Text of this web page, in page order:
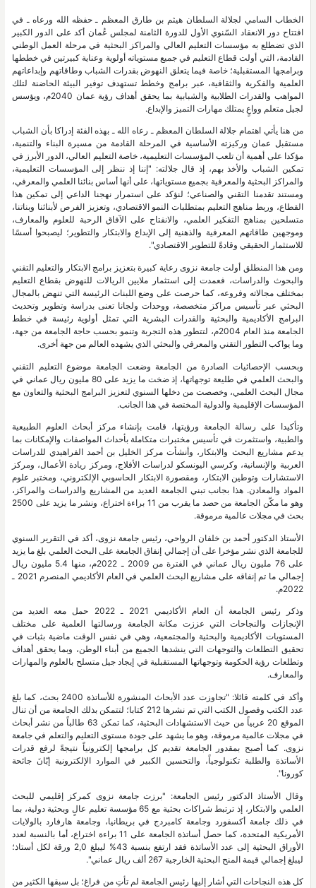
الخطاب السامي لجلالة السلطان هيثم بن طارق المعظم ـ حفظه الله ورعاه ـ في
افتتاح دور الانعقاد السّنوي الأول للدورة الثامنة لمجلس عُمان أكد على الدور الكبير
الذي تضطلع به مؤسسات التعليم العالي والمراكز البحثية في مرحلة العمل الوطني
القادمة، التي أولت قطاع التعليم في جميع مستوياته أولوية وعناية كبيرتين في خططها
وبرامجها المستقبلية؛ خاصة فيما يتعلق النهوض بقدرات الشباب وطاقاتهم وإبداعاتهم
العلمية والفكرية والثقافية، عبر برامج وخطط تستهدف توفير البيئة الحاضنة لتلك
المواهب والقدرات الطلابية والشبابية بما يحقق أهداف رؤية عمان 2040م، ويؤسس
لجيل متعلم وواعٍ يمتلك مهارات التميز والإبداع.
من هنا يأتي اهتمام جلالة السلطان المعظم ـ رعاه الله ـ بهذه الفئة إدراكا بأن الشباب
مستقبل عمان وركيزته الأساسية في المرحلة القادمة من مسيرة البناء والتنمية،
مؤكدا على أهمية أن تلعب المؤسسات التعليمية، خاصة التعليم العالي، الدور الأبرز في
تمكين الشباب والأخذ بهم، إذ قال جلالته: "إننا إذ ننظر إلى المؤسسات التعليمية،
والمراكز البحثية والمعرفية بجميع مستوياتها، على أنها أساس بنائنا العلمي والمعرفي،
ومستند تقدمنا التقني والصناعي؛ لنؤكد على استمرار نهجنا الداعي إلى تمكين هذا
القطاع، وربط مناهج التعليم بمتطلبات النمو الاقتصادي، وتعزيز الفرص لأبنائنا وبناتنا،
متسلحين بمناهج التفكير العلمي، والانفتاح على الآفاق الرحبة للعلوم والمعارف،
وموجهين طاقاتهم المعرفية والذهنية إلى الإبداع والابتكار والتطوير؛ ليصبحوا أسسًا
للاستثمار الحقيقي وقادةً للتطوير الاقتصادي".
ومن هذا المنطلق أولت جامعة نزوى رعاية كبيرة بتعزيز برامج الابتكار والتعليم التقني
والبحوث والدراسات، فعمدت إلى استثمار ملايين الريالات للنهوض بقطاع التعليم
بمختلف مجالاته وفروعه، كما حرصت على وضع اللبنات الرئيسة التي تنهض بالمجال
البحثي عبر تأسيس مراكز متخصصة، ووحدات ولجانا تعنى بدراسة وتطوير وتحديث
البرامج الأكاديمية والبحثية والقدرات البشرية التي تمثل أولوية رئيسة في خطط
الجامعة منذ العام 2004م، لتتطور هذه التجربة وتنمو بحسب حاجة الجامعة من جهة،
وما يواكب التطور التقني والمعرفي والبحثي الذي يشهده العالم من جهة أخرى.
وبحسب الإحصائيات الصادرة من الجامعة وضعت الجامعة موضوع التعليم التقني
والبحث العلمي في طليعة توجهاتها، إذ ضخت ما يزيد على 80 مليون ريال عماني في
مجال البحث العلمي، وخصصت من دخلها السنوي لتعزيز البرامج البحثية والتعاون مع
المؤسسات الإقليمية والدولية المختصة في هذا الجانب.
وتأكيدا على رسالة الجامعة ورؤيتها، قامت بإنشاء مركز أبحاث العلوم الطبيعية
والطبية، واستثمرت في تأسيس مختبرات متكاملة بأحداث المواصفات والإمكانات بما
يدعم مشاريع البحث والابتكار، وأنشأت مركز الخليل بن أحمد الفراهيدي للدراسات
العربية والإنسانية، وكرسي اليونسكو لدراسات الأفلاج، ومركز ريادة الأعمال، ومركز
الاستشارات وتوطين الابتكار، ومقصورة الابتكار الحاسوبي الإلكتروني، ومختبر علوم
المواد والمعادن. هذا بجانب تبني الجامعة العديد من المشاريع والدراسات والمراكز،
وهو ما مكّن الجامعة من حصد ما يقرب من 11 براءة اختراع، ونشر ما يزيد على 2500
بحث في مجلات عالمية مرموقة.
الأستاذ الدكتور أحمد بن خلفان الرواحي، رئيس جامعة نزوى، أكد في التقرير السنوي
للجامعة الذي نشر مؤخرا على أن إجمالي إنفاق الجامعة على البحث العلمي بلغ ما يزيد
على 76 مليون ريال عماني في الفترة من 2009 ـ 2022م، منها 5.4 مليون ريال
2022م.
وذكر رئيس الجامعة أن العام الأكاديمي 2021 ـ 2022 حمل معه العديد من
الإنجازات والنجاحات التي عززت مكانة الجامعة ورسالتها العلمية على مختلف
المستويات الأكاديمية والبحثية والمجتمعية، وهي في نفس الوقت ماضية بثبات في
تحقيق التطلعات والتوجهات التي ينشدها الجميع من أبناء الوطن، وبما يحقق أهداف
وتطلعات رؤية الحكومة وتوجهاتها المستقبلية في إيجاد جيل متسلح بالعلوم والمهارات
والمعارف.
وأكد في كلمته قائلا: "تجاوزت عدد الأبحاث المنشورة للأساتذة 2400 بحث، كما بلغ
عدد الكتب وفصول الكتب التي تم نشرها 212 كتابا؛ لتتمكن بذلك الجامعة من أن تنال
الموقع 20 عربياً من حيث الاستشهادات البحثية، كما تمكن 63 طالباً من نشر أبحاث
في مجلات عالمية مرموقة، وهو ما يشهد على جودة مستوى التعليم والتعلم في جامعة
نزوى. كما أصبح بمقدور الجامعة تقديم كل برامجها إلكترونياً نتيجةً لرفع قدرات
الأساتذة والطلبة تكنولوجياً، والتحسين الكبير في الموارد الإلكترونية إبّانَ جائحة
كورونا".
وقال الأستاذ الدكتور رئيس الجامعة: "برزت جامعة نزوى كمركز إقليمي للبحث
العلمي والابتكار، إذ ترتبط شراكات بحثية مع 65 مؤسسة تعليم عالٍ وبحثية دولية، بما
في ذلك جامعة أكسفورد وجامعة كامبردج في بريطانيا، وجامعة هارفارد بالولايات
الأمريكية المتحدة، كما حصل أساتذة الجامعة على 11 براءة اختراع، أما بالنسبة لعدد
الأوراق البحثية إلى عدد الأساتذة فقد ارتفع بنسبة 43% ليبلغ 2,0 ورقة لكل أستاذ؛
ليبلغ إجمالي قيمة المنح البحثية الخارجية 267 ألف ريال عماني".
كل هذه النجاحات التي أشار إليها رئيس الجامعة لم تأتِ من فراغ؛ بل سبقها الكثير من